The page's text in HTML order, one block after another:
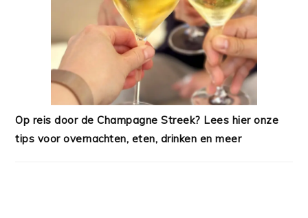
Op reis door de Champagne Streek? Lees hier onze
tips voor overnachten, eten, drinken en meer